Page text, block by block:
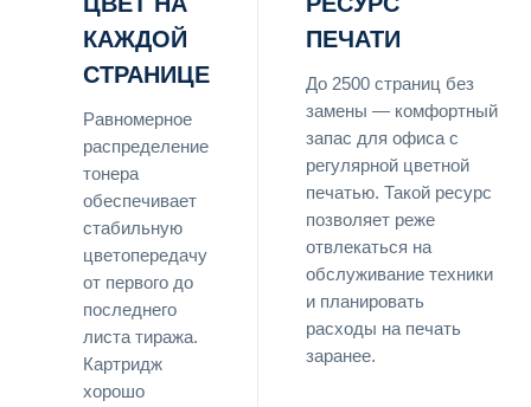
КАЖДОЙ
СТРАНИЦЕ
Равномерное
распределение
тонера
обеспечивает
стабильную
цветопередачу
от первого до
последнего
листа тиража.
Картридж
хорошо
ПЕЧАТИ
До 2500 страниц без
замены — комфортный
запас для офиса с
регулярной цветной
печатью. Такой ресурс
позволяет реже
отвлекаться на
обслуживание техники
и планировать
расходы на печать
заранее.